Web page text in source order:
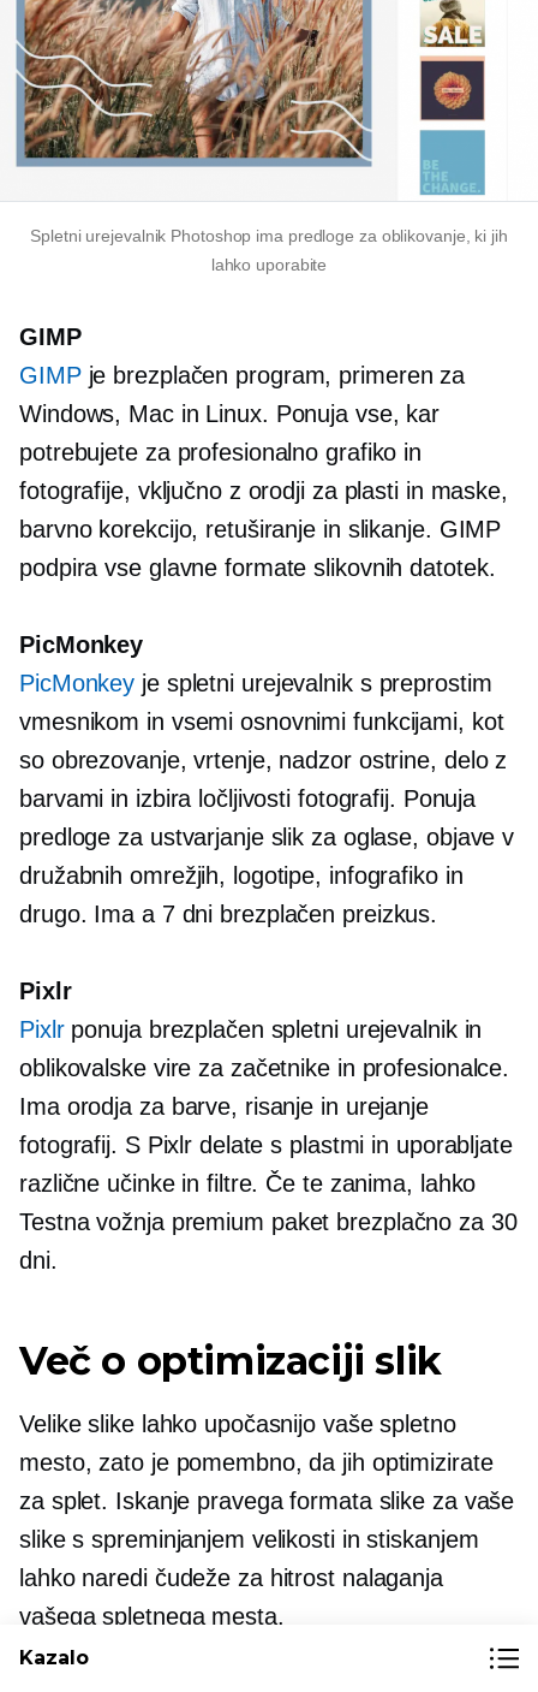
Spletni urejevalnik Photoshop ima predloge za oblikovanje, ki jih
lahko uporabite
GIMP
GIMPje brezplačen program, primeren za
Windows, Mac in Linux. Ponuja vse, kar
potrebujete za profesionalno grafiko in
fotografije, vključno z orodji za plasti in maske,
barvno korekcijo, retuširanje in slikanje. GIMP
podpira vse glavne formate slikovnih datotek.
PicMonkey
PicMonkey je spletni urejevalnik s preprostim
vmesnikom in vsemi osnovnimi funkcijami, kot
so obrezovanje, vrtenje, nadzor ostrine, delo z
barvami in izbira ločljivosti fotografij. Ponuja
predloge za ustvarjanje slik za oglase, objave v
družabnih omrežjih, logotipe, infografiko in
drugo. Ima a 7 dni brezplačen preizkus.
Pixlr
Pixlrponuja brezplačen spletni urejevalnik in
oblikovalske vire za začetnike in profesionalce.
Ima orodja za barve, risanje in urejanje
fotografij. S Pixlr delate s plastmi in uporabljate
različne učinke in filtre. Če te zanima, lahko
Testna vožnjapremium paket brezplačno za 30
dni.
Več o optimizaciji slik
Velike slike lahko upočasnijo vaše spletno
mesto, zato je pomembno, da jih optimizirate
za splet. Iskanje pravega formata slike za vaše
slike s spreminjanjem velikosti in stiskanjem
lahko naredi čudeže za hitrost nalaganja
vašega spletnega mesta.
Kazalo